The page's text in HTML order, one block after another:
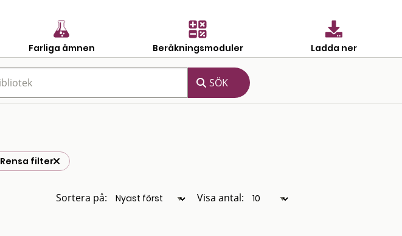
Farliga ämnen Beräkningsmoduler Ladda ner
Rensa filter
Sortera på: Visa antal: